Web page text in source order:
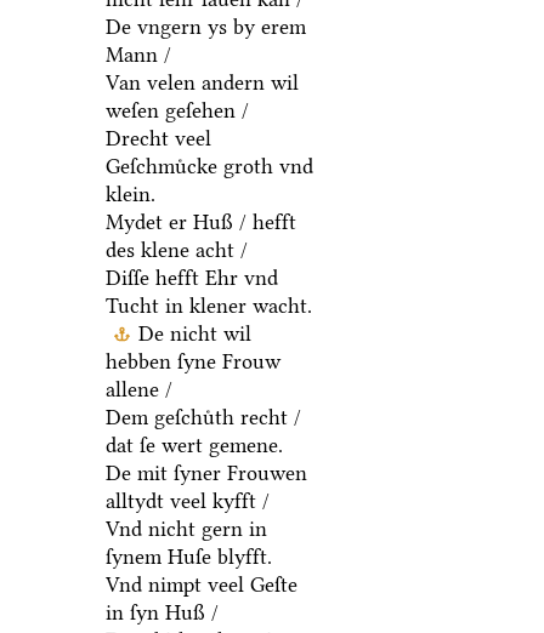
De vngern ys by erem
Mann /
Van velen andern wil
weſen geſehen /
Drecht veel
Geſchmuͤcke groth vnd
klein.
Mydet er Huß / hefft
des klene acht /
Diſſe hefft Ehr vnd
Tucht in klener wacht.
De nicht wil
hebben ſyne Frouw
allene /
Dem geſchuͤth recht /
dat ſe wert gemene.
De mit ſyner Frouwen
alltydt veel kyfft /
Vnd nicht gern in
ſynem Huſe blyfft.
Vnd nimpt veel Geſte
in ſyn Huß /